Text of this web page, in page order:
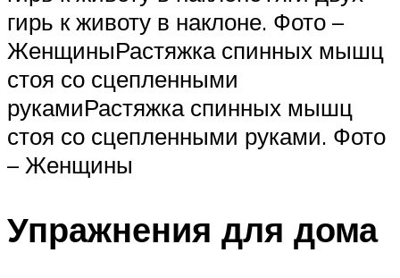
гирь к животу в наклоне. Фото –
ЖенщиныРастяжка спинных мышц
стоя со сцепленными
рукамиРастяжка спинных мышц
стоя со сцепленными руками. Фото
– Женщины
Упражнения для дома